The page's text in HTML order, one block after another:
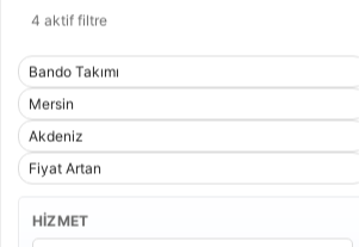
4 aktif filtre
Bando Takımı
Mersin
Akdeniz
Fiyat Artan
HIZMET
Bando takımı kiralama; gelin alma,
sünnet ve kurumsal etkinliklerde
yürüyüş performansı sunan
karşılaştırmayı sağlar.
Bando takımı; gelin alma, düğün